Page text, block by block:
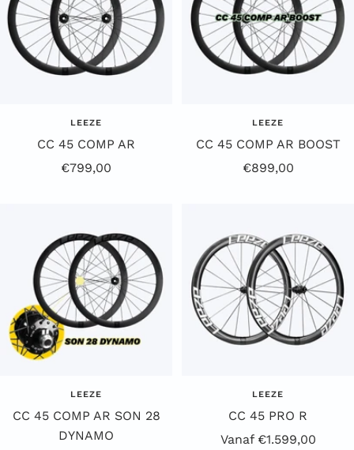
LEEZE
CC 45 COMP AR
Aanbiedingsprijs
€799,00
LEEZE
CC 45 COMP AR BOOST
Aanbiedingsprijs
€899,00
LEEZE
CC 45 COMP AR SON 28
DYNAMO
LEEZE
CC 45 PRO R
Aanbiedingsprijs
Vanaf €1.599,00